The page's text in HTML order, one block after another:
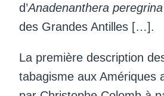
d’Anadenanthera peregrina
des Grandes Antilles […].
La première description
tabagisme aux Amériques